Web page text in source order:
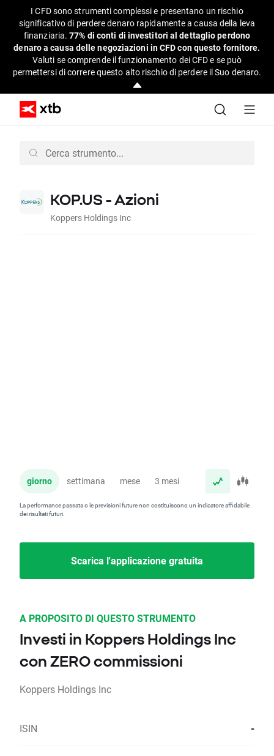
I CFD sono strumenti complessi e presentano un rischio
significativo di perdere denaro rapidamente a causa della leva
finanziaria.77% di conti di investitori al dettaglio perdono
denaro a causa delle negoziazioni in CFD con questo fornitore.
Valuti se comprende il funzionamento dei CFD e se può
permettersi di correre questo alto rischio di perdere il Suo denaro.
KOP.US - Azioni
Koppers Holdings Inc
giorno settimana mese 3 mesi anno
La performance passata o le previsioni future non costituiscono un indicatore affidabile
dei risultati futuri.
Scarica l'applicazione gratuita
A PROPOSITO DI QUESTO STRUMENTO
Investi in Koppers Holdings Inc
con ZERO commissioni
Koppers Holdings Inc
ISIN -